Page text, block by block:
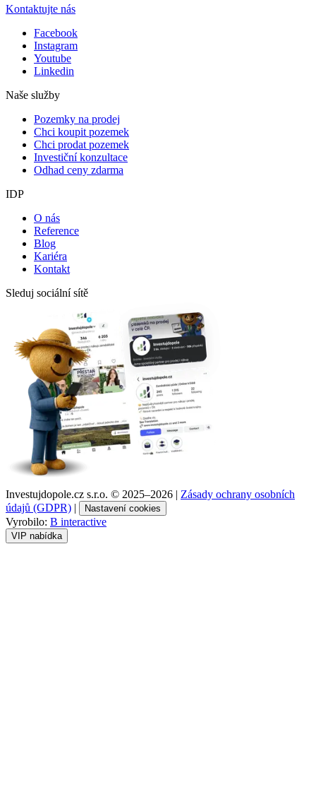
Kontaktujte nás
Facebook
Instagram
Youtube
Linkedin
Naše služby
Pozemky na prodej
Chci koupit pozemek
Chci prodat pozemek
Investiční konzultace
Odhad ceny zdarma
IDP
O nás
Reference
Blog
Kariéra
Kontakt
Sleduj sociální sítě
Investujdopole.cz s.r.o. © 2025–2026 | Zásady ochrany osobních
údajů (GDPR) | Nastavení cookies
Vyrobilo: B interactive
VIP nabídka